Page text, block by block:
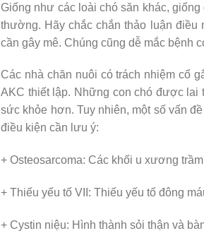
Giống như các loài chó săn khác,
thường. Hãy chắc chắn thảo luận
cần gây mê. Chúng cũng dễ mắc bệnh
Các nhà chăn nuôi có trách nhiệm cố
AKC thiết lập. Những con chó được lai
sức khỏe hơn. Tuy nhiên, một số vấn
điều kiện cần lưu ý:
+ Osteosarcoma: Các khối u xương
+ Thiếu yếu tố VII: Thiếu yếu tố đông
+ Cystin niệu: Hình thành sỏi thận và